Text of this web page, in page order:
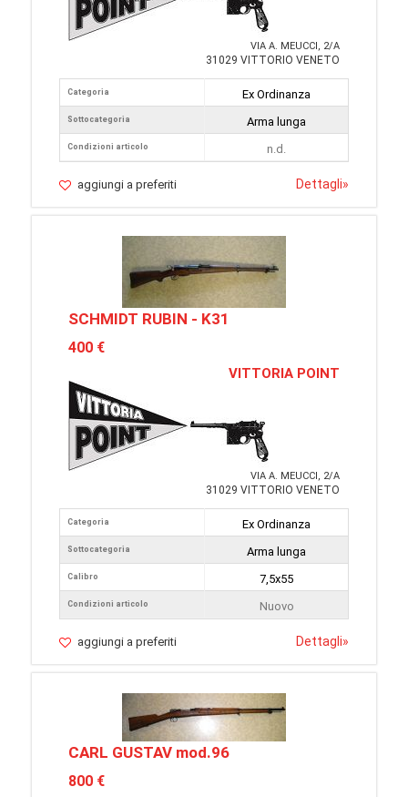
VIA A. MEUCCI, 2/A
31029 VITTORIO VENETO
Categoria
Sottocategoria
Condizioni articolo
Ex Ordinanza
Arma lunga
n.d.
aggiungi a preferiti Dettagli»
SCHMIDT RUBIN - K31
400 €
VITTORIA POINT
VIA A. MEUCCI, 2/A
31029 VITTORIO VENETO
Categoria
Sottocategoria
Calibro
Condizioni articolo
Ex Ordinanza
Arma lunga
7,5x55
Nuovo
aggiungi a preferiti Dettagli»
CARL GUSTAV mod.96
800 €